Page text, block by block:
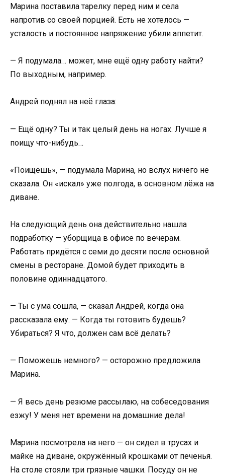
Марина поставила тарелку перед ним и села
напротив со своей порцией. Есть не хотелось —
усталость и постоянное напряжение убили аппетит.
— Я подумала… может, мне ещё одну работу найти?
По выходным, например.
Андрей поднял на неё глаза:
— Ещё одну? Ты и так целый день на ногах. Лучше я
поищу что-нибудь…
«Поищешь», — подумала Марина, но вслух ничего не
сказала. Он «искал» уже полгода, в основном лёжа на
диване.
На следующий день она действительно нашла
подработку — уборщица в офисе по вечерам.
Работать придётся с семи до десяти после основной
смены в ресторане. Домой будет приходить в
половине одиннадцатого.
— Ты с ума сошла, — сказал Андрей, когда она
рассказала ему. — Когда ты готовить будешь?
Убираться? Я что, должен сам всё делать?
— Поможешь немного? — осторожно предложила
Марина.
— Я весь день резюме рассылаю, на собеседования
езжу! У меня нет времени на домашние дела!
Марина посмотрела на него — он сидел в трусах и
майке на диване, окружённый крошками от печенья.
На столе стояли три грязные чашки. Посуду он не